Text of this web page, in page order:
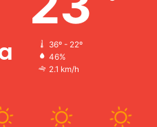
36º - 22º
46%
2.1 km/h